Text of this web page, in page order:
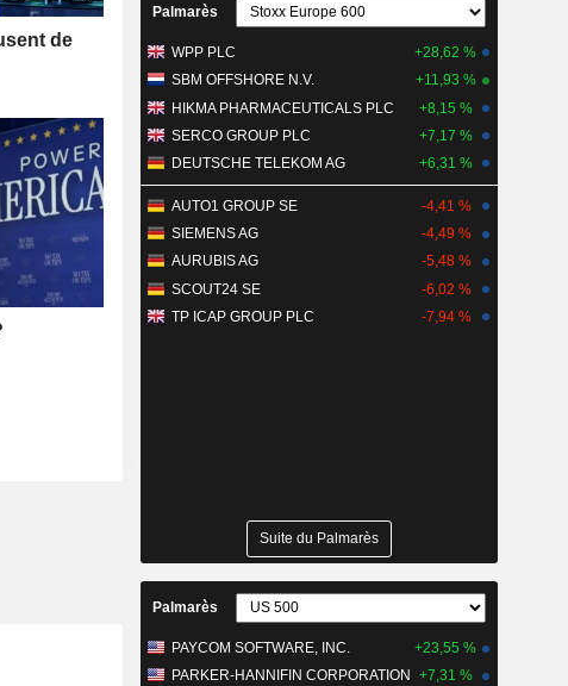
de
Palmarès
WPP PLC
+28,62 %
SBM OFFSHORE N.V.
+11,93 %
HIKMA PHARMACEUTICALS PLC
+8,15 %
SERCO GROUP PLC
+7,17 %
DEUTSCHE TELEKOM AG
+6,31 %
AUTO1 GROUP SE
-4,41 %
SIEMENS AG
-4,49 %
AURUBIS AG
-5,48 %
SCOUT24 SE
-6,02 %
TP ICAP GROUP PLC
-7,94 %
Suite du Palmarès
Palmarès
PAYCOM SOFTWARE, INC.
+23,55 %
PARKER-HANNIFIN CORPORATION
+7,31 %